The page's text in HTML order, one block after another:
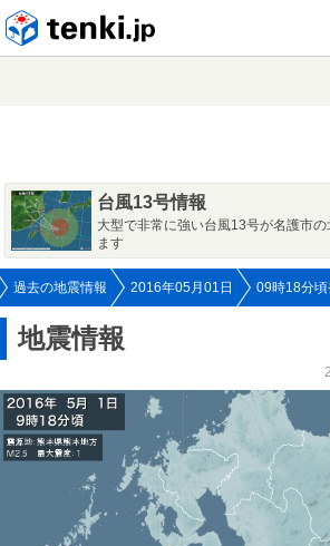
台風13号情報
大型で非常に強い台風13号が名護市
ます
過去の地震情報 2016年05月01日 09時18分
地震情報